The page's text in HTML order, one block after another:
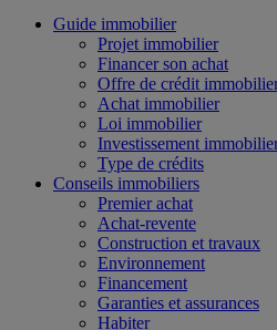
Guide immobilier
Projet immobilier
Financer son achat
Offre de crédit
Achat immobilier
Loi immobilier
Investissement
Type de crédits
Conseils immobiliers
Premier achat
Achat-revente
Construction et travaux
Environnement
Financement
Garanties et assurances
Habiter